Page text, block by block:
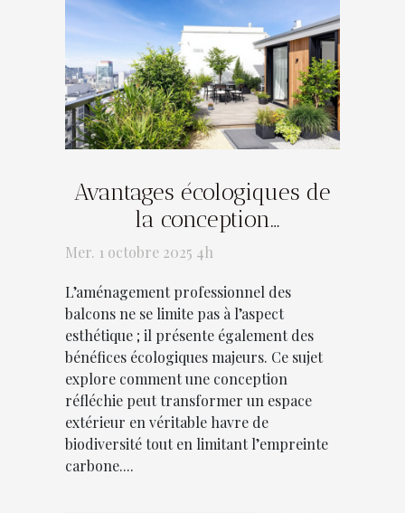
Avantages écologiques de
la conception
professionnelle de balcons
Mer. 1 octobre 2025 4h
L’aménagement professionnel des
balcons ne se limite pas à l’aspect
esthétique ; il présente également des
bénéfices écologiques majeurs. Ce sujet
explore comment une conception
réfléchie peut transformer un espace
extérieur en véritable havre de
biodiversité tout en limitant l’empreinte
carbone....